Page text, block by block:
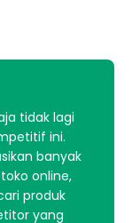
tidak lagi
ini.
banyak
online,
produk
yang